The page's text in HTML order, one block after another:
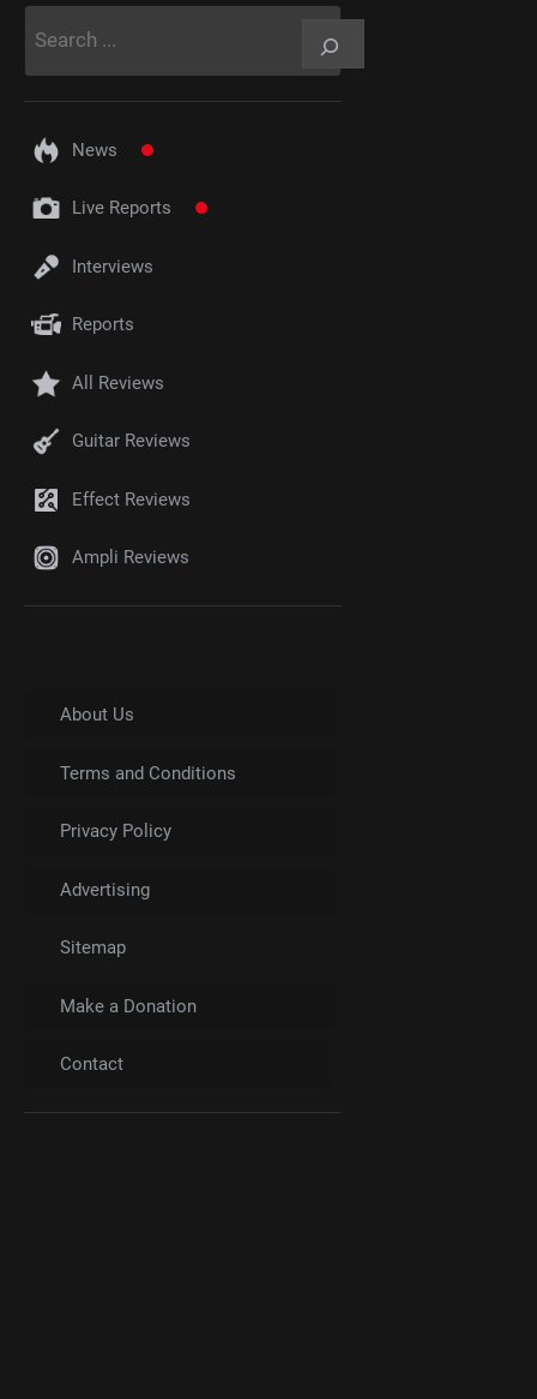
News
Live Reports
Interviews
Reports
All Reviews
Guitar Reviews
Effect Reviews
Ampli Reviews
About Us
Terms and Conditions
Privacy Policy
Advertising
Sitemap
Make a Donation
Contact